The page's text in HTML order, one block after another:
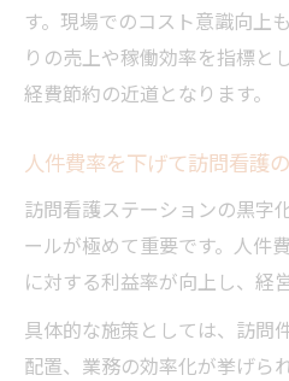
す。現場でのコスト意識向上
りの売上や稼働効率を指標と
経費節約の近道となります。
人件費率を下げて訪問看護
訪問看護ステーションの黒字
ールが極めて重要です。人件
に対する利益率が向上し、経
具体的な施策としては、訪問
配置、業務の効率化が挙げら